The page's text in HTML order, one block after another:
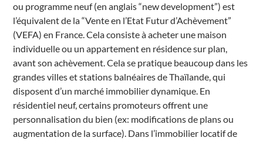
ou programme neuf (en anglais “new development”) est
l’équivalent de la “Vente en l’Etat Futur d’Achèvement”
(VEFA) en France. Cela consiste à acheter une maison
individuelle ou un appartement en résidence sur plan,
avant son achèvement. Cela se pratique beaucoup dans les
grandes villes et stations balnéaires de Thaïlande, qui
disposent d’un marché immobilier dynamique. En
résidentiel neuf, certains promoteurs offrent une
personnalisation du bien (ex: modifications de plans ou
augmentation de la surface). Dans l’immobilier locatif de